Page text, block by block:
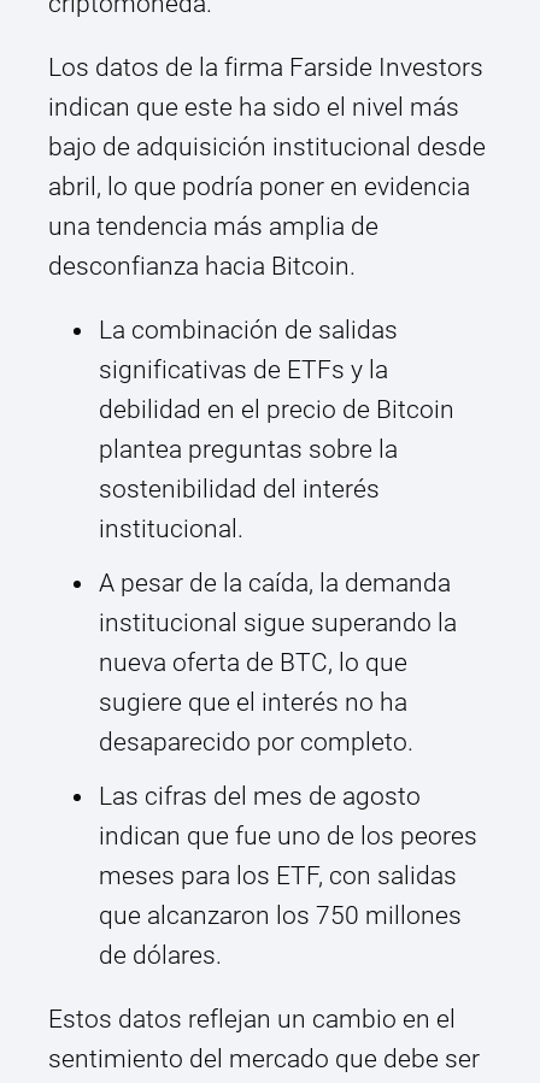
Los datos de la firma Farside Investors
indican que este ha sido el nivel más
bajo de adquisición institucional desde
abril, lo que podría poner en evidencia
una tendencia más amplia de
desconfianza hacia Bitcoin.
La combinación de salidas
significativas de ETFs y la
debilidad en el precio de Bitcoin
plantea preguntas sobre la
sostenibilidad del interés
institucional.
A pesar de la caída, la demanda
institucional sigue superando la
nueva oferta de BTC, lo que
sugiere que el interés no ha
desaparecido por completo.
Las cifras del mes de agosto
indican que fue uno de los peores
meses para los ETF, con salidas
que alcanzaron los 750 millones
de dólares.
Estos datos reflejan un cambio en el
sentimiento del mercado que debe ser